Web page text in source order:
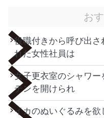
お
役職付きから呼び出
れた女性社員は
女子更衣室のシャワ
テンを開けられ
イカのぬいぐるみを